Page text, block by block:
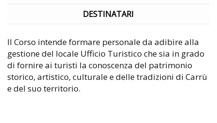
DESTINATARI
Il Corso intende formare personale da adibire alla
gestione del locale Ufficio Turistico che sia in grado
di fornire ai turisti la conoscenza del patrimonio
storico, artistico, culturale e delle tradizioni di Carrù
e del suo territorio.